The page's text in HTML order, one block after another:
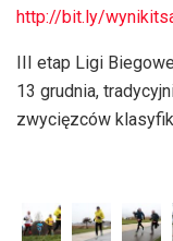
http://bit.ly/
III etap Ligi
13 grudnia,
zwycięzców